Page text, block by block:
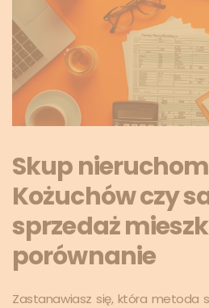
Skup
Kożuchów czy
sprzedaż
porównanie
Zastanawiasz się, która metoda